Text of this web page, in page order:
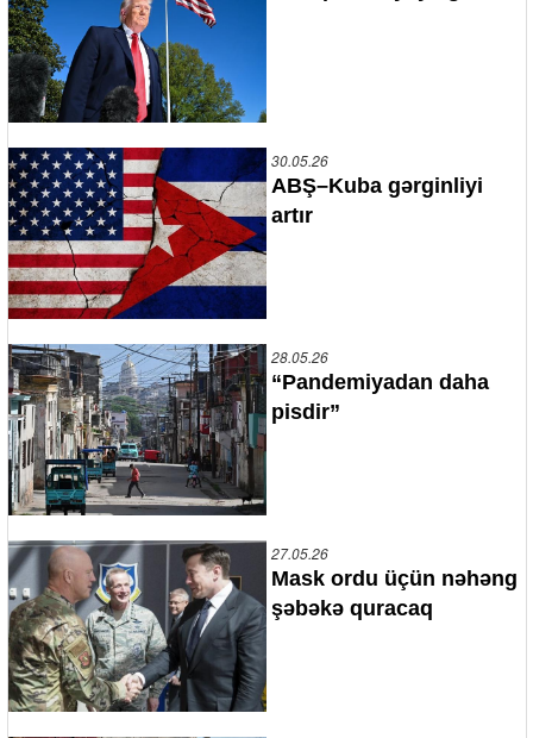
30.05.26
ABŞ–Kuba gərginliyi
artır
28.05.26
“Pandemiyadan daha
pisdir”
27.05.26
Mask ordu üçün nəhəng
şəbəkə quracaq